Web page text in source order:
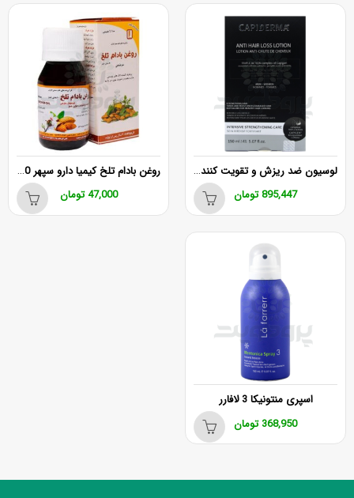
لوسیون ضد ریزش و تقویت کننده مو کپیدرما
895,447تومان
روغن بادام تلخ کیمیا دارو سپهر 60 میلی لیتر
47,000 تومان
اسپری منتونیکا 3 لافارر
368,950 تومان